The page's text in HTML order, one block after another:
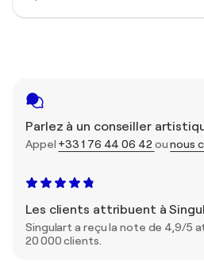
Parlez à un conseiller
Appel +33 1 76 44 06 42ounous
Les clients attribuent à
Singulart a reçu la note de 4,9/5
20 000 clients.